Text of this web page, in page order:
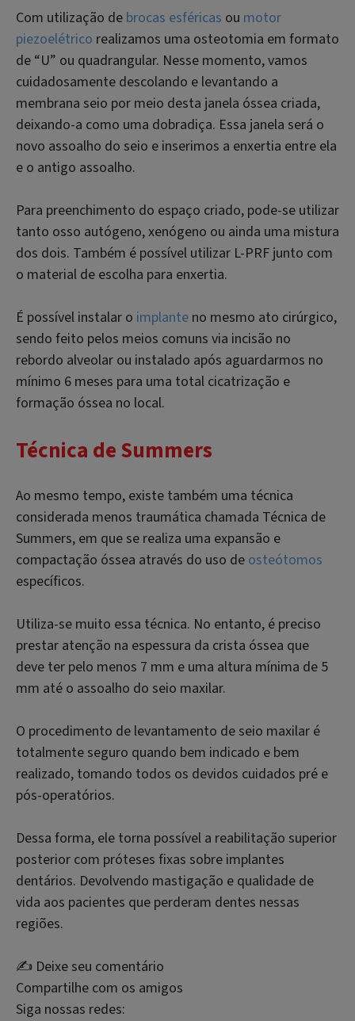
Com utilização de brocas esféricas ou motor
piezoelétrico realizamos uma osteotomia em formato
de “U” ou quadrangular. Nesse momento, vamos
cuidadosamente descolando e levantando a
membrana seio por meio desta janela óssea criada,
deixando-a como uma dobradiça. Essa janela será o
novo assoalho do seio e inserimos a enxertia entre ela
e o antigo assoalho.
Para preenchimento do espaço criado, pode-se utilizar
tanto osso autógeno, xenógeno ou ainda uma mistura
dos dois. Também é possível utilizar L-PRF junto com
o material de escolha para enxertia.
É possível instalar o implante no mesmo ato cirúrgico,
sendo feito pelos meios comuns via incisão no
rebordo alveolar ou instalado após aguardarmos no
mínimo 6 meses para uma total cicatrização e
formação óssea no local.
Técnica de Summers
Ao mesmo tempo, existe também uma técnica
considerada menos traumática chamada Técnica de
Summers, em que se realiza uma expansão e
compactação óssea através do uso de osteótomos
específicos.
Utiliza-se muito essa técnica. No entanto, é preciso
prestar atenção na espessura da crista óssea que
deve ter pelo menos 7 mm e uma altura mínima de 5
mm até o assoalho do seio maxilar.
O procedimento de levantamento de seio maxilar é
totalmente seguro quando bem indicado e bem
realizado, tomando todos os devidos cuidados pré e
pós-operatórios.
Dessa forma, ele torna possível a reabilitação superior
posterior com próteses fixas sobre implantes
dentários. Devolvendo mastigação e qualidade de
vida aos pacientes que perderam dentes nessas
regiões.
✍️ Deixe seu comentário
Compartilhe com os amigos
Siga nossas redes: